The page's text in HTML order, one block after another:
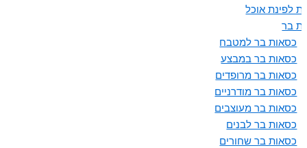
לפינת אוכל
בר
כסאות בר למטבח
כסאות בר במבצע
כסאות בר מרופדים
כסאות בר מודרניים
כסאות בר מעוצבים
כסאות בר לבנים
כסאות בר שחורים